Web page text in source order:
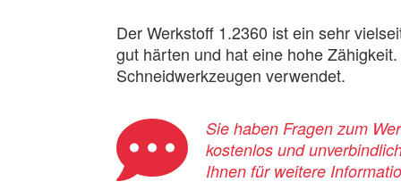
Der Werkstoff 1.2360 ist ein sehr
gut härten und hat eine hohe
Schneidwerkzeugen verwendet.
Sie haben Fragen zum
kostenlos und
Ihnen für weitere